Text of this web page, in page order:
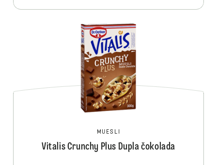
MUESLI
Vitalis Crunchy Plus Dupla čokolada